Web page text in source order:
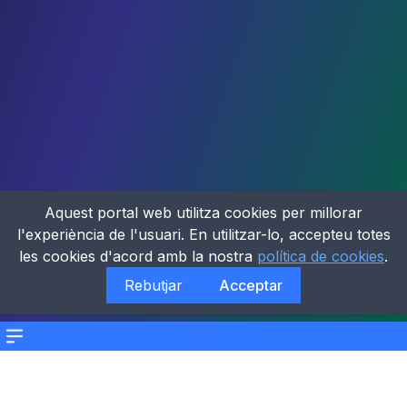
Menu
Aquest portal web utilitza cookies per millorar
l'experiència de l'usuari. En utilitzar-lo, accepteu totes
les cookies d'acord amb la nostra política de cookies.
Rebutjar
Acceptar